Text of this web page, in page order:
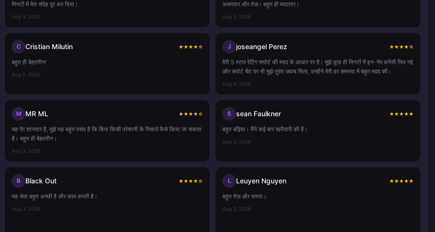
मिनटों में मेरा संदेह दूर कर दिया।
Aug 5, 2026
असरदार और तेज़। बहुत ही मददगार।
Aug 5, 2026
C Cristian Milutin ★★★★☆
बहुत ही बेहतरीन!
Aug 5, 2026
J joseangel Perez ★★★★☆
मेरी 5 स्टार रेटिंग सपोर्ट की मदद के आधार पर है। मुझे कुछ ही मिनटों में इन-गेम करेंसी मिल गई
और सपोर्ट चैट पर भी मुझे तुरंत जवाब मिला, उन्होंने मेरी हर समस्या में बहुत मदद की।
Aug 4, 2026
M MR ML ★★★★☆
यह ऐप शानदार है, मुझे यह बहुत पसंद है कि बिना किसी परेशानी के रिचार्ज कैसे किया जा सकता
है। बहुत ही बेहतरीन।
Aug 3, 2026
S sean Faulkner ★★★★★
बहुत बढ़िया। मैंने कई बार खरीदारी की है।
Aug 3, 2026
B Black Out ★★★★☆
यह सेवा बहुत अच्छी है और काम करती है।
Aug 3, 2026
L Leuyen Nguyen ★★★★★
बहुत तेज़ और सस्ता।
Aug 3, 2026